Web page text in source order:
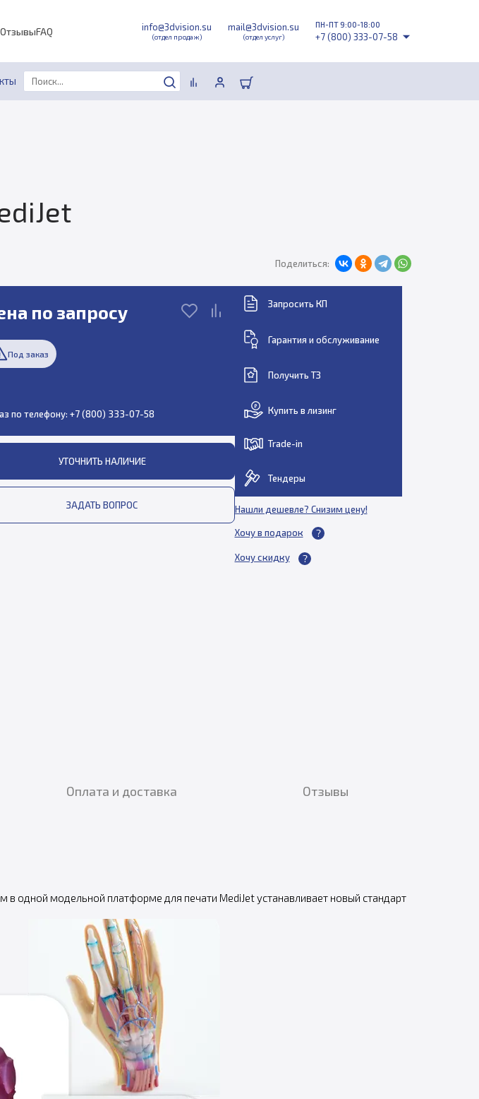
ОтзывыFAQ info@3dvision.su
(отдел продаж)
mail@3dvision.su
(отдел услуг)
ПН-ПТ 9:00-18:00
+7 (800) 333-07-58
Поделиться:
по запросу
Под заказ
по телефону: +7 (800) 333-07-58
УТОЧНИТЬ НАЛИЧИЕ
ЗАДАТЬ ВОПРОС
Запросить КП
Гарантия и обслуживание
Получить ТЗ
Купить в лизинг
Trade-in
Тендеры
Нашли дешевле? Снизим цену!
Хочу в подарок
Хочу скидку
Оплата и доставка Отзывы
модельной платформе для печати MediJet устанавливает новый стандарт